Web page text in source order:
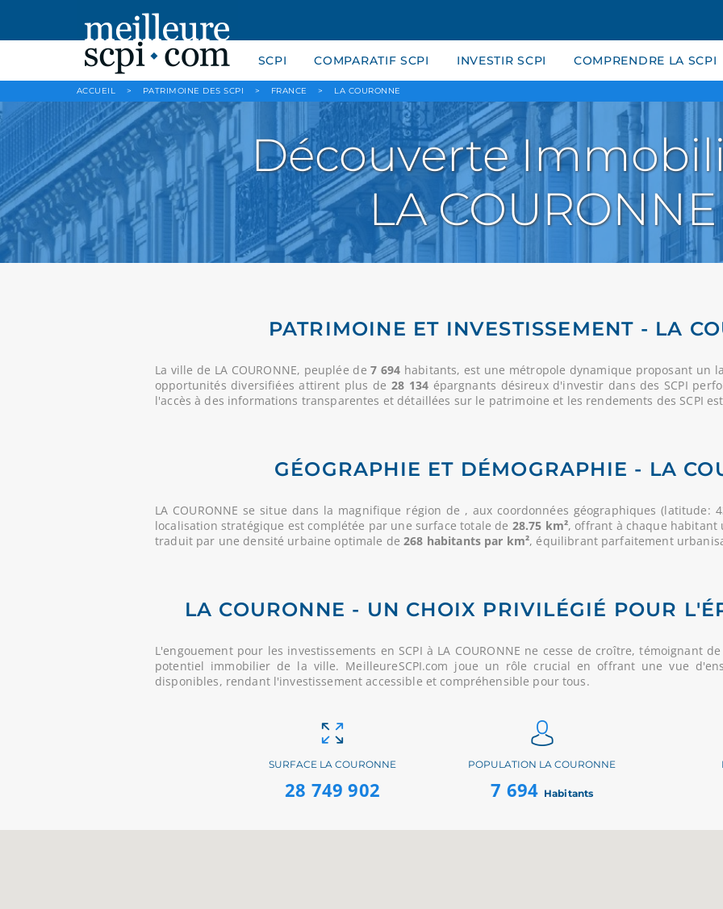
SCPI COMPARATIF SCPI INVESTIR SCPI COMPRENDRE LA SCPI
ACCUEIL > PATRIMOINE DES SCPI > FRANCE > LA COURONNE
Découverte
LA COURONNE
PATRIMOINE ET INVESTISSEMENT - LA
La ville de LA COURONNE, peuplée de7 694 habitants, est une métropole dynamique proposant un
opportunités diversifiées attirent plus de 28 134 épargnants désireux d'investir dans des SCPI
l'accès à des informations transparentes et détaillées sur le patrimoine et les rendements des SCPI
GÉOGRAPHIE ET DÉMOGRAPHIE - LA
LA COURONNE se situe dans la magnifique région de , aux coordonnées géographiques (latitude:
localisation stratégique est complétée par une surface totale de 28.75 km², offrant à chaque habitant
traduit par une densité urbaine optimale de268 habitants par km², équilibrant parfaitement
LA COURONNE - UN CHOIX PRIVILÉGIÉ POUR
L'engouement pour les investissements en SCPI à LA COURONNE ne cesse de croître, témoignant
potentiel immobilier de la ville. MeilleureSCPI.com joue un rôle crucial en offrant une vue
disponibles, rendant l'investissement accessible et compréhensible pour tous.
SURFACE LA COURONNE
28 749 902
POPULATION LA COURONNE
7 694 Habitants